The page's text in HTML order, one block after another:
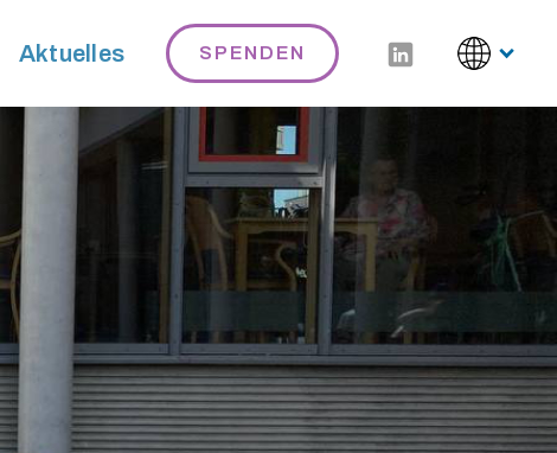
Aktuelles SPENDEN